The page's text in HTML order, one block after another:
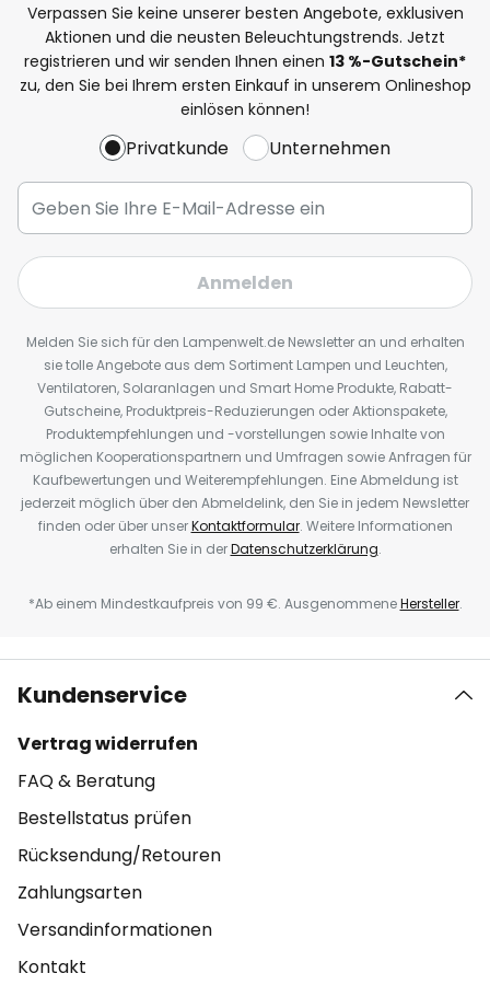
Verpassen Sie keine unserer besten Angebote, exklusiven
Aktionen und die neusten Beleuchtungstrends. Jetzt
registrieren und wir senden Ihnen einen 13 %-Gutschein*
zu, den Sie bei Ihrem ersten Einkauf in unserem Onlineshop
einlösen können!
Privatkunde Unternehmen
Anmelden
Melden Sie sich für den Lampenwelt.de Newsletter an und erhalten
sie tolle Angebote aus dem Sortiment Lampen und Leuchten,
Ventilatoren, Solaranlagen und Smart Home Produkte, Rabatt-
Gutscheine, Produktpreis-Reduzierungen oder Aktionspakete,
Produktempfehlungen und -vorstellungen sowie Inhalte von
möglichen Kooperationspartnern und Umfragen sowie Anfragen für
Kaufbewertungen und Weiterempfehlungen. Eine Abmeldung ist
jederzeit möglich über den Abmeldelink, den Sie in jedem Newsletter
finden oder über unserKontaktformular. Weitere Informationen
erhalten Sie in derDatenschutzerklärung.
*Ab einem Mindestkaufpreis von 99 €. AusgenommeneHersteller.
Kundenservice
Vertrag widerrufen
FAQ & Beratung
Bestellstatus prüfen
Rücksendung/Retouren
Zahlungsarten
Versandinformationen
Kontakt